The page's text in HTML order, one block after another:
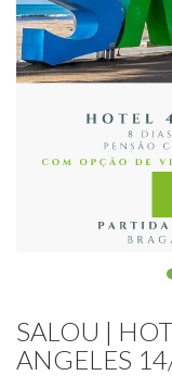
SALOU |
ANGELES